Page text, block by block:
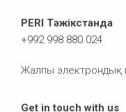
PERI Тәжікстанда
+992 998 880 024
Жалпы электрондық
Get in touch with us